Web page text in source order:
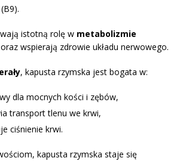
(B9).
istotną rolę w metabolizmie
oraz wspierają zdrowie układu nerwowego.
, kapusta rzymska jest bogata w:
dla mocnych kości i zębów,
transport tlenu we krwi,
ciśnienie krwi.
kapusta rzymska staje się